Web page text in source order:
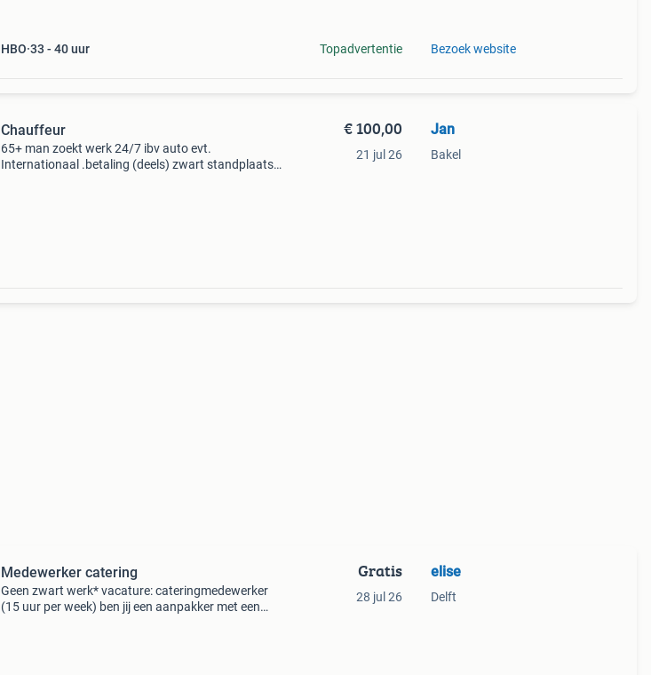
HBO 33 - 40 uur Topadvertentie Bezoek website
Chauffeur
65+ man zoekt werk 24/7 ibv auto evt.
Internationaal .betaling (deels) zwart standplaats
€ 100,00
21 jul 26
Jan
Bakel
Medewerker catering
Geen zwart werk* vacature: cateringmedewerker
(15 uur per week) ben jij een aanpakker met een
Gratis
28 jul 26
elise
Delft